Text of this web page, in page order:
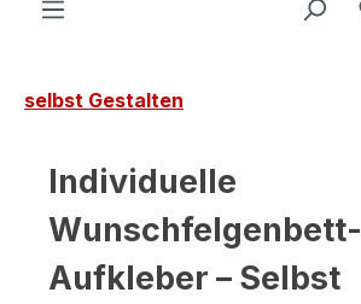
selbst Gestalten
Individuelle
Wunschfelgenbett-
Aufkleber – Selbst